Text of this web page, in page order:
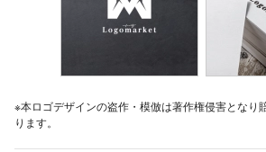
※本ロゴデザインの盗作・模倣は著作権侵害となり
ります。